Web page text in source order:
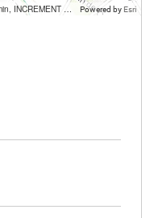
SITG - State of Geneva-CH, IGN, Esri, HERE, Garmin, INCREMENT P, USGS, METI/NASA Powered by Esri